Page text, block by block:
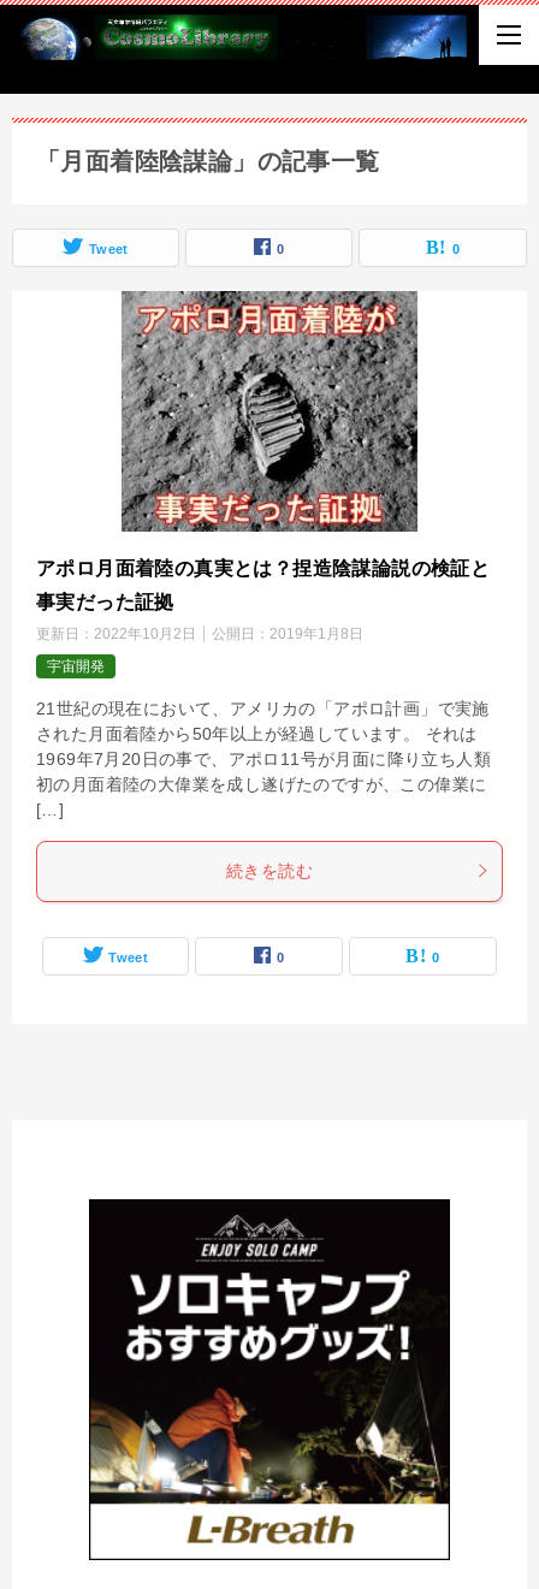
「月面着陸陰謀論」の記事一覧
Tweet 0 0
アポロ月面着陸の真実とは？捏造陰謀論説の検証と
事実だった証拠
更新日： 2022年10月2日 公開日： 2019年1月8日
宇宙開発
21世紀の現在において、アメリカの「アポロ計画」で実施
された月面着陸から50年以上が経過しています。 それは
1969年7月20日の事で、アポロ11号が月面に降り立ち人類
初の月面着陸の大偉業を成し遂げたのですが、この偉業に
[…]
続きを読む
Tweet 0 0